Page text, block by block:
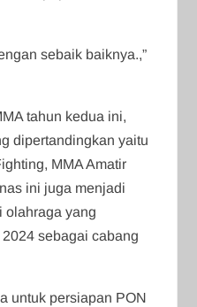
sebaik baiknya.,”
tahun kedua ini,
dipertandingkan yaitu
MMA Amatir
ini juga menjadi
olahraga yang
sebagai cabang
untuk persiapan PON